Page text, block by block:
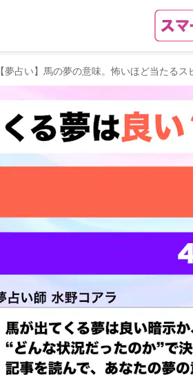
【夢占い】馬の夢の意味。怖いほど当たるス